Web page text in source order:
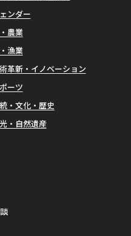
ンダー
農業
漁業
革新・イノベーション
ーツ
・文化・歴史
・自然遺産